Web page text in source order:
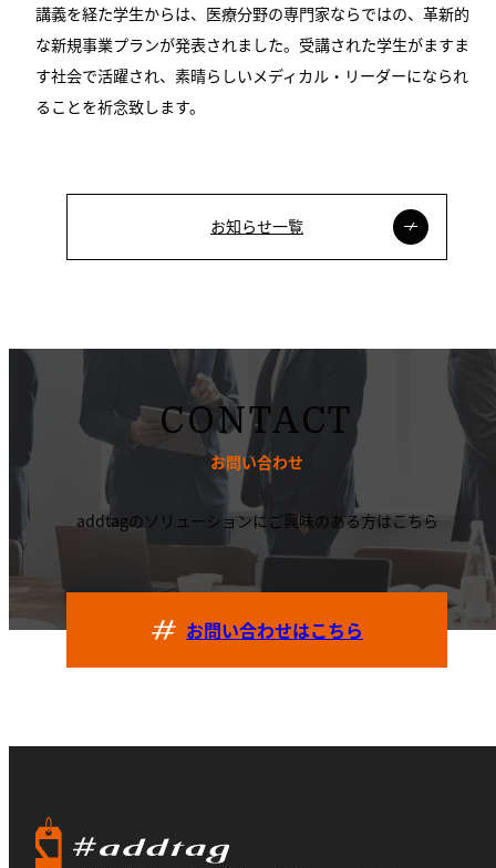
講義を経た学生からは、医療分野の専門家ならではの、革新的
な新規事業プランが発表されました。受講された学生がますま
す社会で活躍され、素晴らしいメディカル・リーダーになられ
ることを祈念致します。
お知らせ一覧
CONTACT
お問い合わせ
addtagのソリューションにご興味のある方はこちら
お問い合わせはこちら